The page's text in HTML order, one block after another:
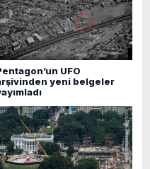
UFO
yeni belgeler